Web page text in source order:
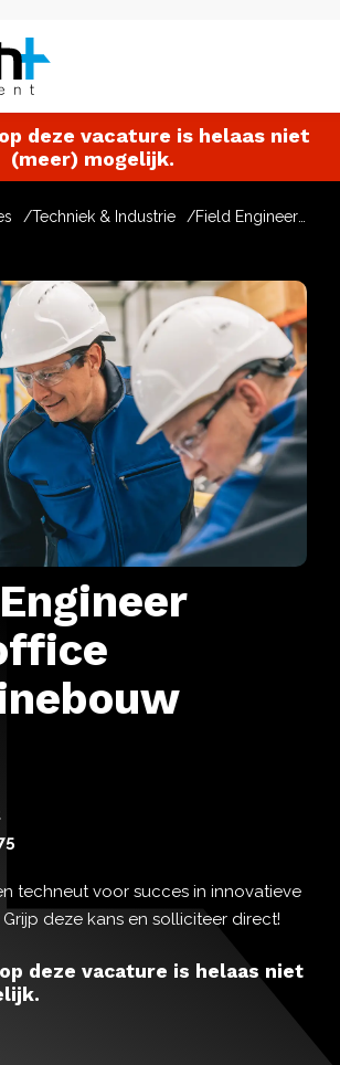
deze vacature is helaas niet
(meer) mogelijk.
Techniek & Industrie
techneut voor succes in innovatieve
deze kans en solliciteer direct!
deze vacature is helaas niet